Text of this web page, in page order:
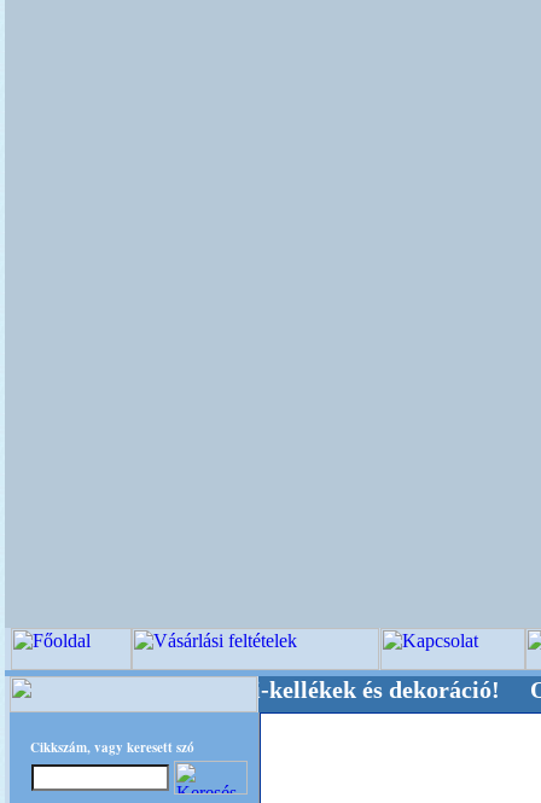
Cikkszám, vagy keresett szó
, Kegyeleti-kellékek és dekoráció!